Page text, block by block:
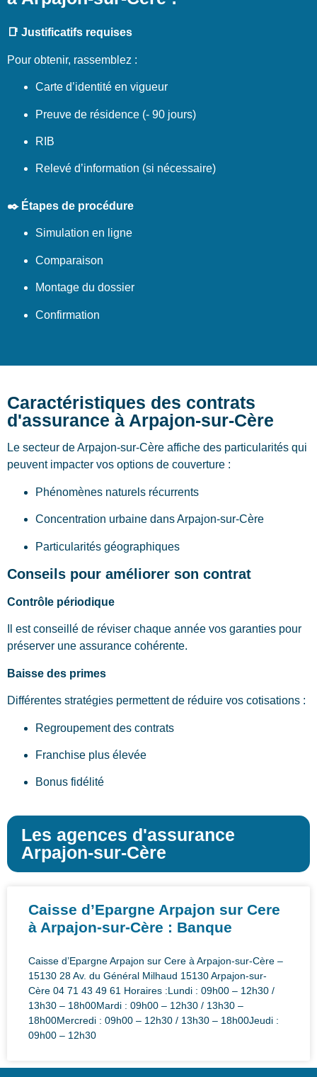
📑 Justificatifs requises
Pour obtenir, rassemblez :
Carte d’identité en vigueur
Preuve de résidence (- 90 jours)
RIB
Relevé d’information (si nécessaire)
✒️ Étapes de procédure
Simulation en ligne
Comparaison
Montage du dossier
Confirmation
Caractéristiques des contrats
d'assurance à Arpajon-sur-Cère
Le secteur de Arpajon-sur-Cère affiche des particularités qui
peuvent impacter vos options de couverture :
Phénomènes naturels récurrents
Concentration urbaine dans Arpajon-sur-Cère
Particularités géographiques
Conseils pour améliorer son contrat
Contrôle périodique
Il est conseillé de réviser chaque année vos garanties pour
préserver une assurance cohérente.
Baisse des primes
Différentes stratégies permettent de réduire vos cotisations :
Regroupement des contrats
Franchise plus élevée
Bonus fidélité
Les agences d'assurance
Arpajon-sur-Cère
Caisse d’Epargne Arpajon sur Cere
à Arpajon-sur-Cère : Banque
Caisse d’Epargne Arpajon sur Cere à Arpajon-sur-Cère –
15130 28 Av. du Général Milhaud 15130 Arpajon-sur-
Cère 04 71 43 49 61 Horaires :Lundi : 09h00 – 12h30 /
13h30 – 18h00Mardi : 09h00 – 12h30 / 13h30 –
18h00Mercredi : 09h00 – 12h30 / 13h30 – 18h00Jeudi :
09h00 – 12h30